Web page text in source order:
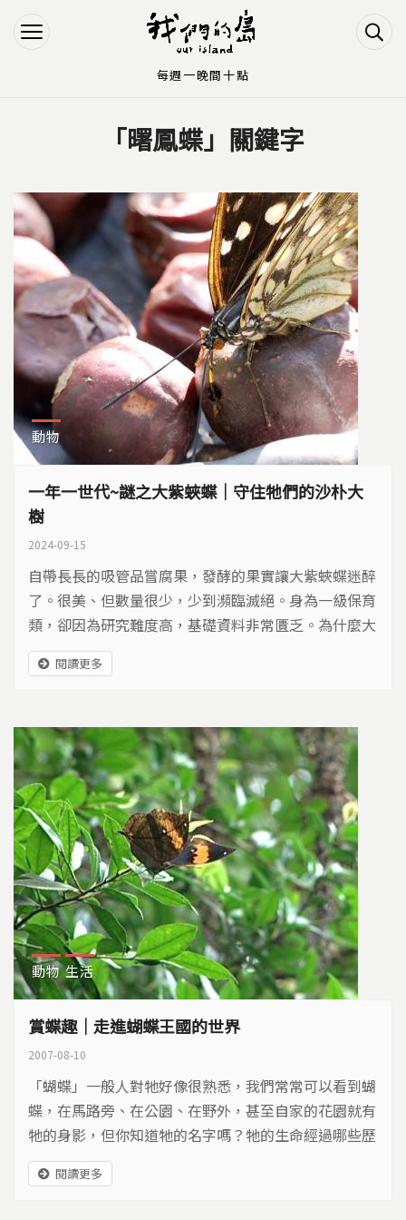
Jump to Navigation
Jump to Main content
「曙鳳蝶」關鍵字
動物
一年一世代~謎之大紫蛺蝶｜守住牠們的沙朴大
樹
2024-09-15
自帶長長的吸管品嘗腐果，發酵的果實讓大紫蛺蝶迷醉
了。很美、但數量很少，少到瀕臨滅絕。身為一級保育
類，卻因為研究難度高，基礎資料非常匱乏。為什麼大
紫蛺蝶變得這麼少？此刻，能為牠們做些什麼？
閱讀更多
動物 生活
賞蝶趣｜走進蝴蝶王國的世界
2007-08-10
「蝴蝶」一般人對牠好像很熟悉，我們常常可以看到蝴
蝶，在馬路旁、在公園、在野外，甚至自家的花園就有
牠的身影，但你知道牠的名字嗎？牠的生命經過哪些歷
程？幼蟲期吃什麼植物？成蝶吸哪些花蜜？「賞蝶」其
實充滿驚喜，蝴蝶從卵、幼蟲、蛹到羽化成蝶，每個過
閱讀更多
每週一晚間十點